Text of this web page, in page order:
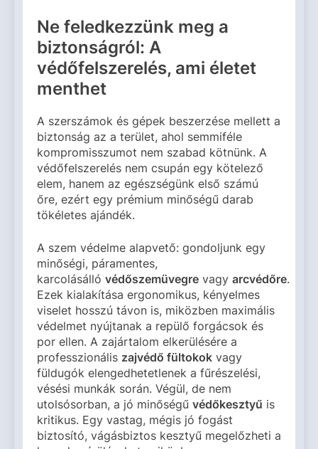
Ne feledkezzünk meg a
biztonságról: A
védőfelszerelés, ami életet
menthet
A szerszámok és gépek beszerzése mellett a
biztonság az a terület, ahol semmiféle
kompromisszumot nem szabad kötnünk. A
védőfelszerelés nem csupán egy kötelező
elem, hanem az egészségünk első számú
őre, ezért egy prémium minőségű darab
tökéletes ajándék.
A szem védelme alapvető: gondoljunk egy
minőségi, páramentes,
karcolásálló védőszemüvegre vagy arcvédőre.
Ezek kialakítása ergonomikus, kényelmes
viselet hosszú távon is, miközben maximális
védelmet nyújtanak a repülő forgácsok és
por ellen. A zajártalom elkerülésére a
professzionális zajvédő fültokok vagy
füldugók elengedhetetlenek a fűrészelési,
vésési munkák során. Végül, de nem
utolsósorban, a jó minőségű védőkesztyű is
kritikus. Egy vastag, mégis jó fogást
biztosító, vágásbiztos kesztyű megelőzheti a